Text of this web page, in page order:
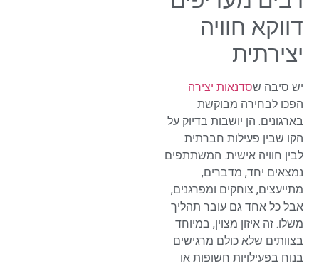
דווקא חוויה
יצירתית
יש סיבה שסדנאות יצירה
הפכו לבחירה מבוקשת
בארגונים. הן יושבות בדיוק על
הקו שבין פעילות חברתית
לבין חוויה אישית. המשתתפים
נמצאים יחד, מדברים,
מתייעצים, צוחקים ומפרגנים,
אבל כל אחד גם עובר תהליך
משלו. זה איזון מצוין, במיוחד
בצוותים שלא כולם מרגישים
בנוח בפעילויות חשופות או